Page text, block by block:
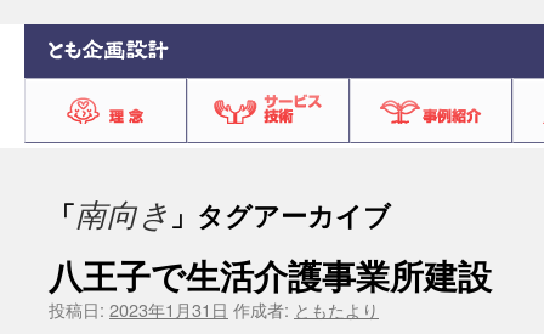
「南向き 」タグアーカイブ
八王子で生活介護事業所建設
投稿日: 2023年1月31日 作成者: ともたより